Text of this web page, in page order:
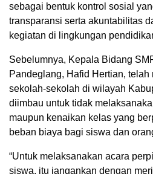
sebagai bentuk kontrol sosial
transparansi serta akuntabilitas
kegiatan di lingkungan
Sebelumnya, Kepala Bidang
Pandeglang, Hafid Hertian,
sekolah-sekolah di wilayah
diimbau untuk tidak
maupun kenaikan kelas yang
beban biaya bagi siswa dan
“Untuk melaksanakan acara
siswa, itu jangankan dengan